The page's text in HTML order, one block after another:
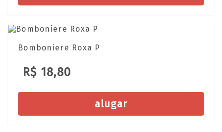
Bomboniere Roxa P
R$ 18,80
alugar